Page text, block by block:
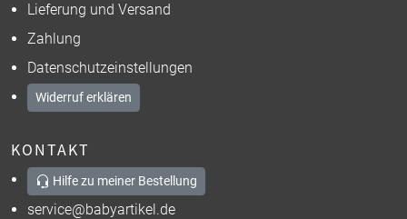
Lieferung und Versand
Zahlung
Datenschutzeinstellungen
Widerruf erklären
KONTAKT
Hilfe zu meiner Bestellung
service@babyartikel.de